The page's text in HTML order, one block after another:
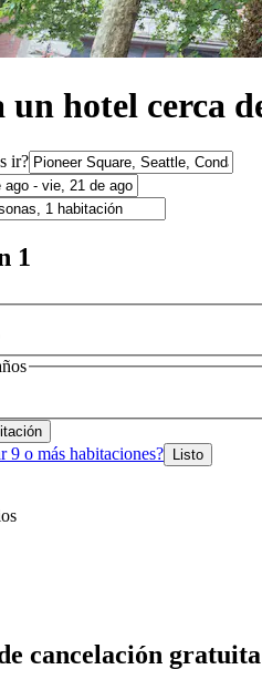
un hotel cerca
ir?
1
9 o más habitaciones? Listo
cancelación